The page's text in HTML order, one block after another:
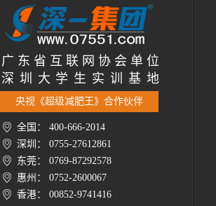
广 东 省 互 联 网 协 会 单 位
深 圳 大 学 生 实 训 基 地
央视《超级减肥王》合作伙伴
全国： 400-666-2014
深圳： 0755-27612861
东莞： 0769-87292578
惠州： 0752-2600067
香港： 00852-9741416